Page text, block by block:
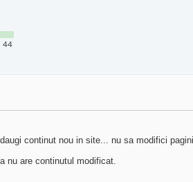
44
continut nou in site... nu sa modifici
nu are continutul modificat.